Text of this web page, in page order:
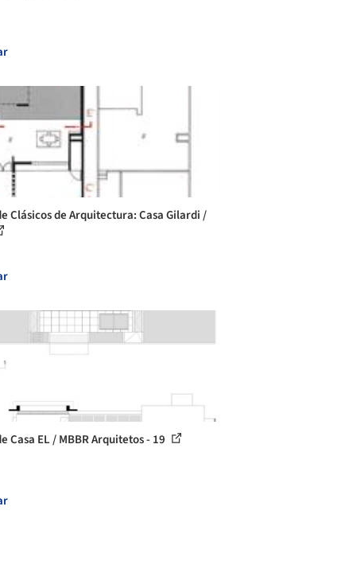
Clásicos de Arquitectura: Casa Gilardi /
Casa EL / MBBR Arquitetos - 19